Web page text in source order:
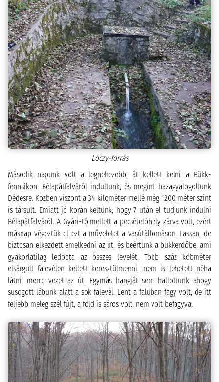
Lóczy-forrás
Második napunk volt a legnehezebb, át kellett kelni a Bükk-
fennsíkon. Bélapátfalváról indultunk, és megint hazagyalogoltunk
Dédesre. Közben viszont a 34 kilométer mellé még 1200 méter szint
is társult. Emiatt jó korán keltünk, hogy 7 után el tudjunk indulni
Bélapátfalváról. A Gyári-tó mellett a pecsételőhely zárva volt, ezért
másnap végeztük el ezt a műveletet a vasútállomáson. Lassan, de
biztosan elkezdett emelkedni az út, és beértünk a bükkerdőbe, ami
gyakorlatilag ledobta az összes levelét. Több száz köbméter
elsárgult falevélen kellett keresztülmenni, nem is lehetett néha
látni, merre vezet az út. Egymás hangját sem hallottunk ahogy
susogott lábunk alatt a sok falevél. Lent a faluban fagy volt, de itt
feljebb meleg szél fújt, a föld is sáros volt, nem volt befagyva.